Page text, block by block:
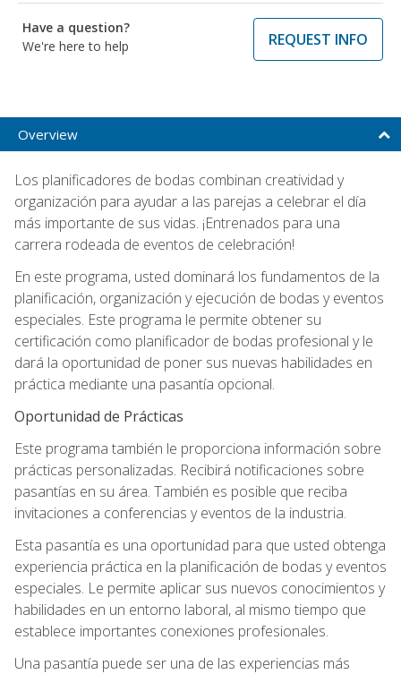
Have a question?
We're here to help
REQUEST INFO
Overview
Los planificadores de bodas combinan creatividad y
organización para ayudar a las parejas a celebrar el día
más importante de sus vidas. ¡Entrenados para una
carrera rodeada de eventos de celebración!
En este programa, usted dominará los fundamentos de la
planificación, organización y ejecución de bodas y eventos
especiales. Este programa le permite obtener su
certificación como planificador de bodas profesional y le
dará la oportunidad de poner sus nuevas habilidades en
práctica mediante una pasantía opcional.
Oportunidad de Prácticas
Este programa también le proporciona información sobre
prácticas personalizadas. Recibirá notificaciones sobre
pasantías en su área. También es posible que reciba
invitaciones a conferencias y eventos de la industria.
Esta pasantía es una oportunidad para que usted obtenga
experiencia práctica en la planificación de bodas y eventos
especiales. Le permite aplicar sus nuevos conocimientos y
habilidades en un entorno laboral, al mismo tiempo que
establece importantes conexiones profesionales.
Una pasantía puede ser una de las experiencias más